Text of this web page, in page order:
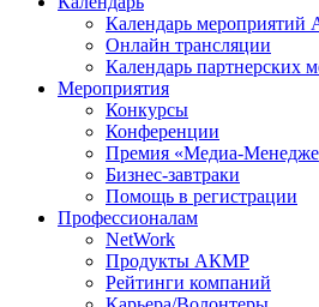
Календарь
Онлайн трансляции
Календарь партнерских
Мероприятия
Конкурсы
Конференции
Премия «Медиа-
Бизнес-завтраки
Помощь в регистрации
Профессионалам
NetWork
Продукты АКМР
Рейтинги компаний